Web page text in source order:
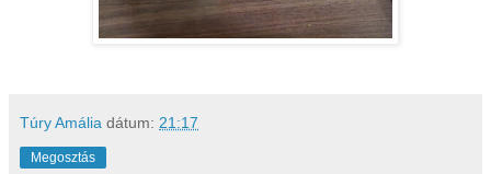
Túry Amália dátum: 21:17
Megosztás